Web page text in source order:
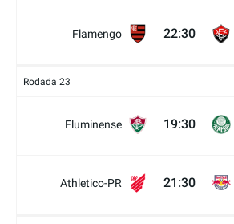
Flamengo 22:30
Rodada 23
Fluminense 19:30
Athletico-PR 21:30